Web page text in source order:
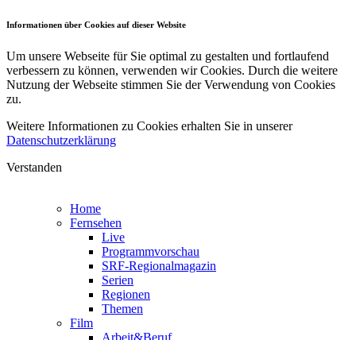
Informationen über Cookies auf dieser Website
Um unsere Webseite für Sie optimal zu gestalten und fortlaufend
verbessern zu können, verwenden wir Cookies. Durch die weitere
Nutzung der Webseite stimmen Sie der Verwendung von Cookies
zu.
Weitere Informationen zu Cookies erhalten Sie in unserer
Datenschutzerklärung
Verstanden
Home
Fernsehen
Live
Programmvorschau
SRF-Regionalmagazin
Serien
Regionen
Themen
Film
Arbeit&Beruf